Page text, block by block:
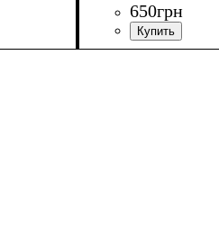
650грн
Пол: Мужской,
Производитель:
Цвет: Темно-синий